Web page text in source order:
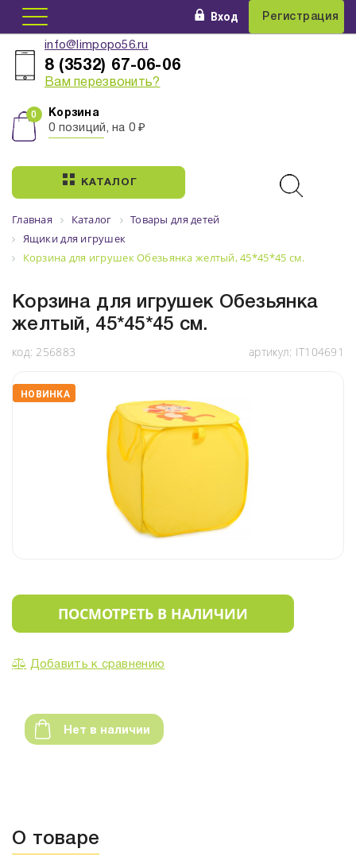
Вход Регистрация
info@limpopo56.ru
8 (3532) 67-06-06
Вам перезвонить?
Корзина
0 позиций, на 0 ₽
КАТАЛОГ
Главная Каталог
Товары для детей
Ящики для игрушек
Корзина для игрушек Обезьянка желтый, 45*45*45 см.
Корзина для игрушек Обезьянка
желтый, 45*45*45 см.
код: 256883 артикул: IT104691
НОВИНКА
ПОСМОТРЕТЬ В НАЛИЧИИ
Добавить к сравнению
Нет в наличии
О товаре